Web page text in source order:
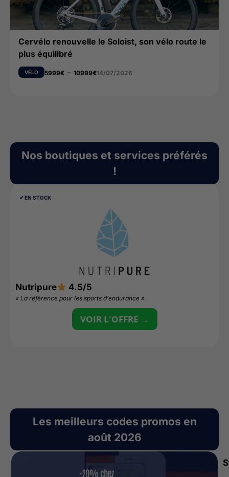
Cervélo renouvelle le Soloist, son vélo route le
plus équilibré
VÉLO 5999€ – 10999€14/07/2026
Nos boutiques et services préférés
!
✔︎ EN STOCK
Nutripure 4.5/5
« La référence pour les sports d’endurance »
VOIR L'OFFRE →
Les meilleurs codes promos en
août 2026